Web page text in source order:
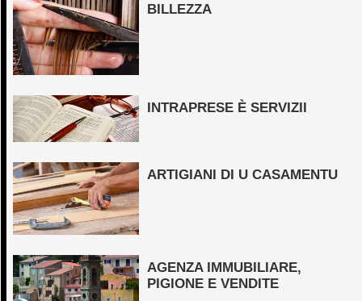
BILLEZZA
INTRAPRESE È SERVIZII
ARTIGIANI DI U CASAMENTU
AGENZA IMMUBILIARE,
PIGIONE E VENDITE